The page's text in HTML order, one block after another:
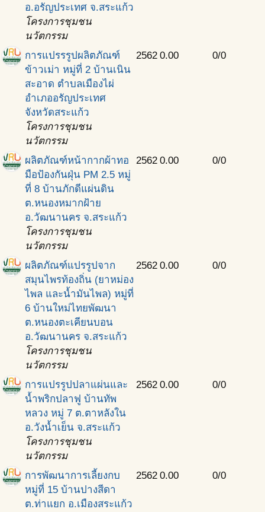
อ.อรัญประเทศ จ.สระแก้ว
โครงการชุมชน
นวัตกรรม
การแปรรรูปผลิตภัณฑ์
ข้าวเม่า หมู่ที่ 2 บ้านเนิน
สะอาด ตำบลเมืองไผ่
อำเภออรัญประเทศ
จังหวัดสระแก้ว
โครงการชุมชน
นวัตกรรม
2562 0.00 0/0
ผลิตภัณฑ์หน้ากากผ้าทอ
มือป้องกันฝุ่น PM 2.5 หมู่
ที่ 8 บ้านภักดีแผ่นดิน
ต.หนองหมากฝ้าย
อ.วัฒนานคร จ.สระแก้ว
โครงการชุมชน
นวัตกรรม
2562 0.00 0/0
ผลิตภัณฑ์แปรรูปจาก
สมุนไพรท้องถิ่น (ยาหม่อง
ไพล และนํ้ามันไพล) หมู่ที่
6 บ้านใหม่ไทยพัฒนา
ต.หนองตะเคียนบอน
อ.วัฒนานคร จ.สระแก้ว
โครงการชุมชน
นวัตกรรม
2562 0.00 0/0
การแปรรูปปลาแผ่นและ
นํ้าพริกปลาฟู บ้านทัพ
หลวง หมู่ 7 ต.ตาหลังใน
อ.วังน้ำเย็น จ.สระแก้ว
โครงการชุมชน
นวัตกรรม
2562 0.00 0/0
การพัฒนาการเลี้ยงกบ
หมู่ที่ 15 บ้านปางสีดา
ต.ท่าแยก อ.เมืองสระแก้ว
2562 0.00 0/0